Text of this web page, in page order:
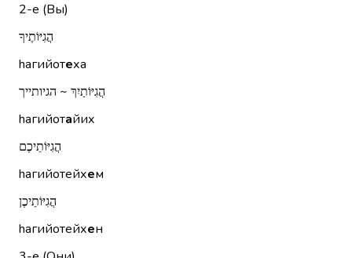
2-е (Вы)
הֲגִיּוֹתֶיךָ
hагийотеха
הֲגִיּוֹתַיִךְ ~ הגיותייך
hагийотайих
הֲגִיּוֹתֵיכֶם
hагийотейхем
הֲגִיּוֹתֵיכֶן
hагийотейхен